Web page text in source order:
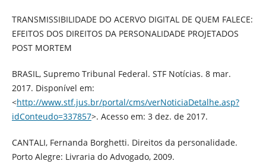
TRANSMISSIBILIDADE DO ACERVO DIGITAL DE QUEM FALECE:
EFEITOS DOS DIREITOS DA PERSONALIDADE PROJETADOS
POST MORTEM
BRASIL, Supremo Tribunal Federal. STF Notícias. 8 mar.
2017. Disponível em:
<http://www.stf.jus.br/portal/cms/verNoticiaDetalhe.asp?
idConteudo=337857>. Acesso em: 3 dez. de 2017.
CANTALI, Fernanda Borghetti. Direitos da personalidade.
Porto Alegre: Livraria do Advogado, 2009.